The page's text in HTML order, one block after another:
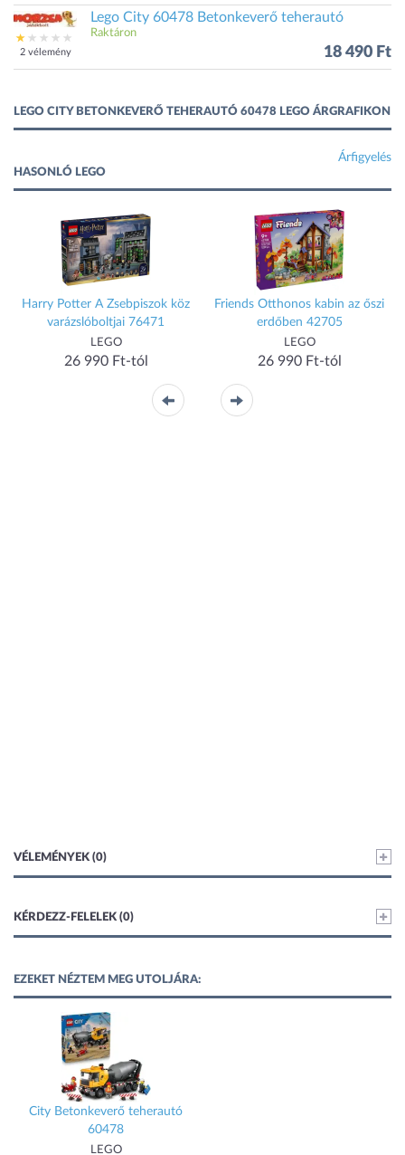
2 vélemény
Lego City 60478 Betonkeverő teherautó
Raktáron
18 490 Ft
LEGO CITY BETONKEVERŐ TEHERAUTÓ 60478 LEGO ÁRGRAFIKON
Árfigyelés
HASONLÓ LEGO
Harry Potter A Zsebpiszok köz
varázslóboltjai 76471
LEGO
26 990 Ft-tól
Friends Otthonos kabin az őszi
erdőben 42705
LEGO
26 990 Ft-tól
VÉLEMÉNYEK (0)
KÉRDEZZ-FELELEK (0)
EZEKET NÉZTEM MEG UTOLJÁRA:
City Betonkeverő teherautó
60478
LEGO